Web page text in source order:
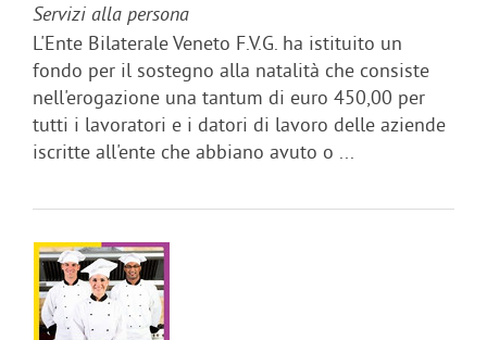
Servizi alla persona
L'Ente Bilaterale Veneto F.V.G. ha istituito un
fondo per il sostegno alla natalità che consiste
nell'erogazione una tantum di euro 450,00 per
tutti i lavoratori e i datori di lavoro delle aziende
iscritte all'ente che abbiano avuto o ...